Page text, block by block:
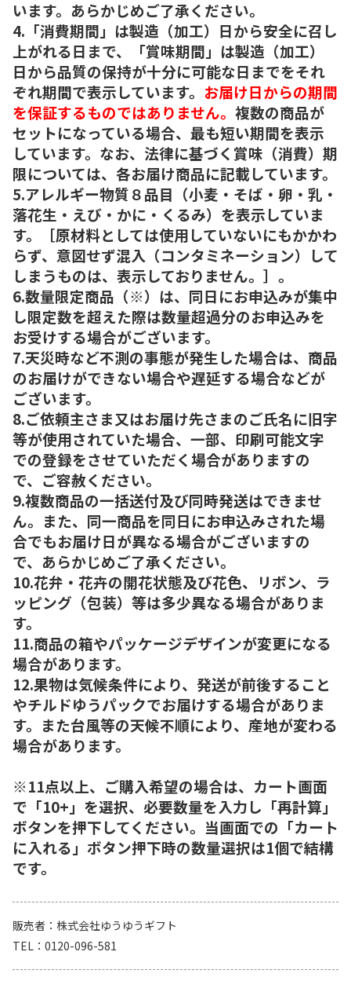
います。あらかじめご了承ください。
4.「消費期間」は製造（加工）日から安全に召し
上がれる日まで、「賞味期間」は製造（加工）
日から品質の保持が十分に可能な日までをそれ
ぞれ期間で表示しています。 お届け日からの期間
を保証するものではありません。 複数の商品が
セットになっている場合、最も短い期間を表示
しています。なお、法律に基づく賞味（消費）期
限については、各お届け商品に記載しています。
5.アレルギー物質８品目（小麦・そば・卵・乳・
落花生・えび・かに・くるみ）を表示していま
す。［原材料としては使用していないにもかかわ
らず、意図せず混入（コンタミネーション）して
しまうものは、表示しておりません。］。
6.数量限定商品（※）は、同日にお申込みが集中
し限定数を超えた際は数量超過分のお申込みを
お受けする場合がございます。
7.天災時など不測の事態が発生した場合は、商品
のお届けができない場合や遅延する場合などが
ございます。
8.ご依頼主さま又はお届け先さまのご氏名に旧字
等が使用されていた場合、一部、印刷可能文字
での登録をさせていただく場合がありますの
で、ご容赦ください。
9.複数商品の一括送付及び同時発送はできませ
ん。また、同一商品を同日にお申込みされた場
合でもお届け日が異なる場合がございますの
で、あらかじめご了承ください。
10.花弁・花卉の開花状態及び花色、リボン、ラ
ッピング（包装）等は多少異なる場合がありま
す。
11.商品の箱やパッケージデザインが変更になる
場合があります。
12.果物は気候条件により、発送が前後すること
やチルドゆうパックでお届けする場合がありま
す。また台風等の天候不順により、産地が変わる
場合があります。
※11点以上、ご購入希望の場合は、カート画面
で「10+」を選択、必要数量を入力し「再計算」
ボタンを押下してください。当画面での「カート
に入れる」ボタン押下時の数量選択は1個で結構
です。
販売者
株式会社ゆうゆうギフト
TEL
0120-096-581